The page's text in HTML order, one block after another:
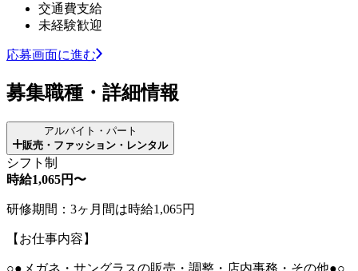
交通費支給
未経験歓迎
応募画面に進む
募集職種・詳細情報
アルバイト・パート
販売・ファッション・レンタル
シフト制
時給1,065円〜
研修期間：3ヶ月間は時給1,065円
【お仕事内容】
○●メガネ・サングラスの販売・調整・店内事務・その他●○